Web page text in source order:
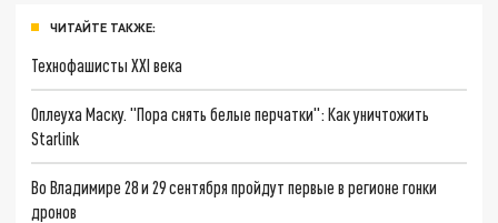
ЧИТАЙТЕ ТАКЖЕ:
Технофашисты XXI века
Оплеуха Маску. "Пора снять белые перчатки": Как уничтожить
Starlink
Во Владимире 28 и 29 сентября пройдут первые в регионе гонки
дронов